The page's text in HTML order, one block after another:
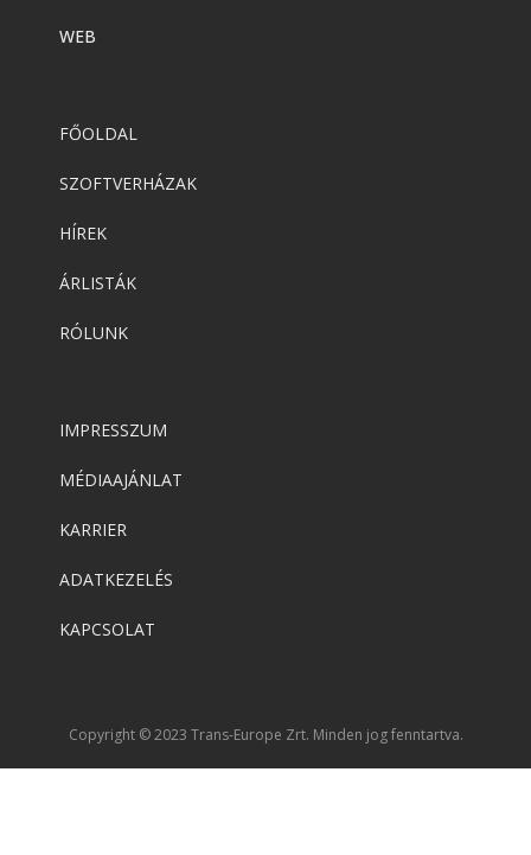
WEB
FŐOLDAL
SZOFTVERHÁZAK
HÍREK
ÁRLISTÁK
RÓLUNK
IMPRESSZUM
MÉDIAAJÁNLAT
KARRIER
ADATKEZELÉS
KAPCSOLAT
Copyright © 2023 Trans-Europe Zrt. Minden jog fenntartva.